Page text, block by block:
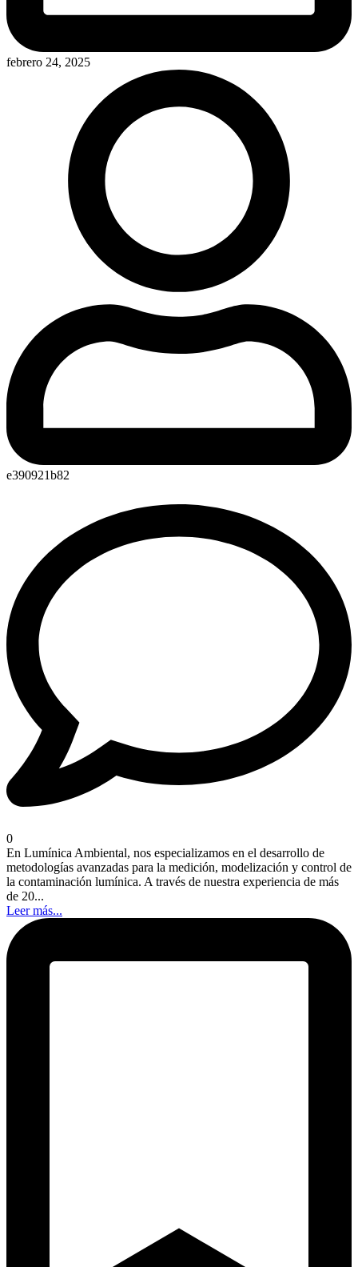
febrero 24, 2025
e390921b82
0
En Lumínica Ambiental, nos especializamos en el desarrollo de
metodologías avanzadas para la medición, modelización y control de
la contaminación lumínica. A través de nuestra experiencia de más
de 20...
Leer más...